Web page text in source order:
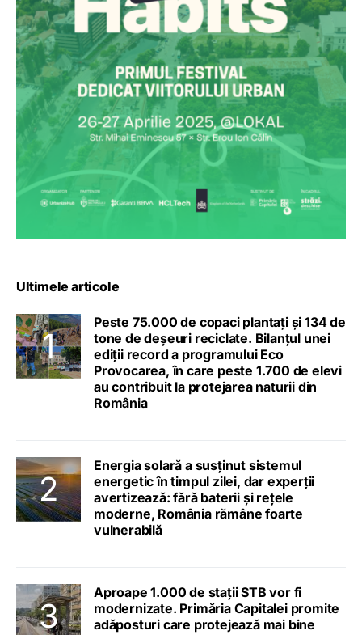
Ultimele articole
Peste 75.000 de copaci plantați și 134 de
tone de deșeuri reciclate. Bilanțul unei
ediții record a programului Eco
Provocarea, în care peste 1.700 de elevi
au contribuit la protejarea naturii din
România
Energia solară a susținut sistemul
energetic în timpul zilei, dar experții
avertizează: fără baterii și rețele
moderne, România rămâne foarte
vulnerabilă
Aproape 1.000 de stații STB vor fi
modernizate. Primăria Capitalei promite
adăposturi care protejează mai bine